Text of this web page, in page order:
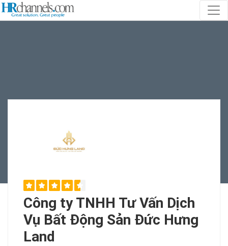
Công ty TNHH Tư Vấn Dịch
Vụ Bất Động Sản Đức Hưng
Land